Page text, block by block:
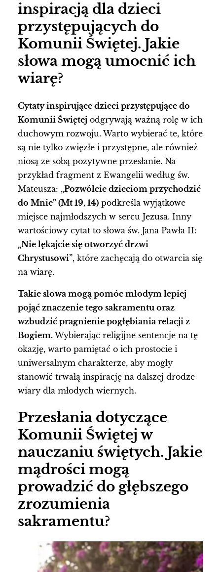
inspiracją dla dzieci
przystępujących do
Komunii Świętej. Jakie
słowa mogą umocnić ich
wiarę?
Cytaty inspirujące dzieci przystępujące do
Komunii Świętej odgrywają ważną rolę w ich
duchowym rozwoju. Warto wybierać te, które
są nie tylko zwięzłe i przystępne, ale również
niosą ze sobą pozytywne przesłanie. Na
przykład fragment z Ewangelii według św.
Mateusza: „Pozwólcie dzieciom przychodzić
do Mnie” (Mt 19, 14) podkreśla wyjątkowe
miejsce najmłodszych w sercu Jezusa. Inny
wartościowy cytat to słowa św. Jana Pawła II:
„Nie lękajcie się otworzyć drzwi
Chrystusowi”, które zachęcają do otwarcia się
na wiarę.
Takie słowa mogą pomóc młodym lepiej
pojąć znaczenie tego sakramentu oraz
wzbudzić pragnienie pogłębiania relacji z
Bogiem.Wybierając religijne sentencje na tę
okazję, warto pamiętać o ich prostocie i
uniwersalnym charakterze, aby mogły
stanowić trwałą inspirację na dalszej drodze
wiary dla młodych wiernych.
Przesłania dotyczące
Komunii Świętej w
nauczaniu świętych. Jakie
mądrości mogą
prowadzić do głębszego
zrozumienia
sakramentu?